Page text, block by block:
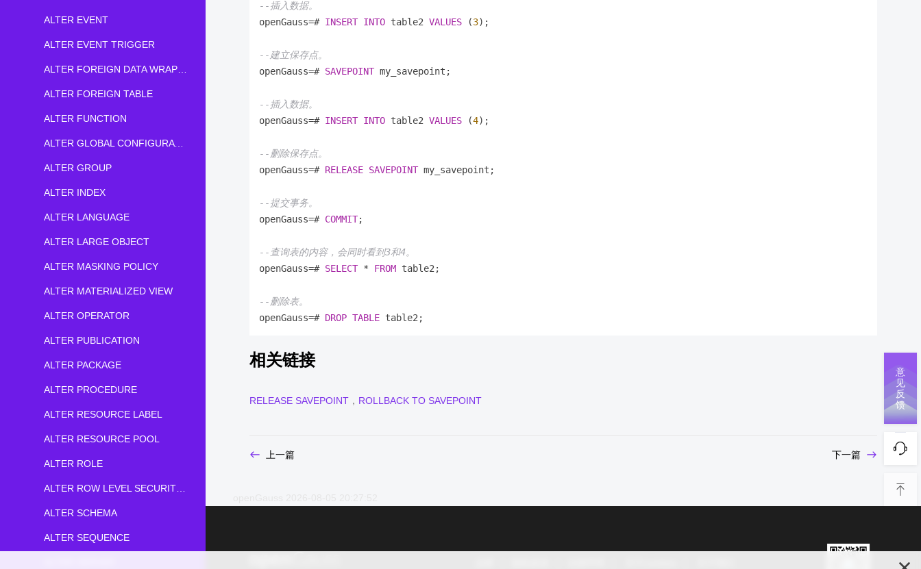
ALTER EVENT
ALTER EVENT TRIGGER
ALTER FOREIGN DATA WRAPPER
ALTER FOREIGN TABLE
ALTER FUNCTION
ALTER GLOBAL CONFIGURATION
ALTER GROUP
ALTER INDEX
ALTER LANGUAGE
ALTER LARGE OBJECT
ALTER MASKING POLICY
ALTER MATERIALIZED VIEW
ALTER OPERATOR
ALTER PUBLICATION
ALTER PACKAGE
ALTER PROCEDURE
ALTER RESOURCE LABEL
ALTER RESOURCE POOL
ALTER ROLE
ALTER ROW LEVEL SECURITY POLICY
ALTER SCHEMA
ALTER SEQUENCE
--插入数据。
openGauss=# INSERT INTO table2 VALUES (3);
--建立保存点。
openGauss=# SAVEPOINT my_savepoint;
--插入数据。
openGauss=# INSERT INTO table2 VALUES (4);
--删除保存点。
openGauss=# RELEASE SAVEPOINT my_savepoint;
--提交事务。
openGauss=# COMMIT;
--查询表的内容，会同时看到3和4。
openGauss=# SELECT * FROM table2;
--删除表。
openGauss=# DROP TABLE
相关链接
RELEASE SAVEPOINT ， ROLLBACK TO SAVEPOINT
上一篇 下一篇
意
见
反
馈